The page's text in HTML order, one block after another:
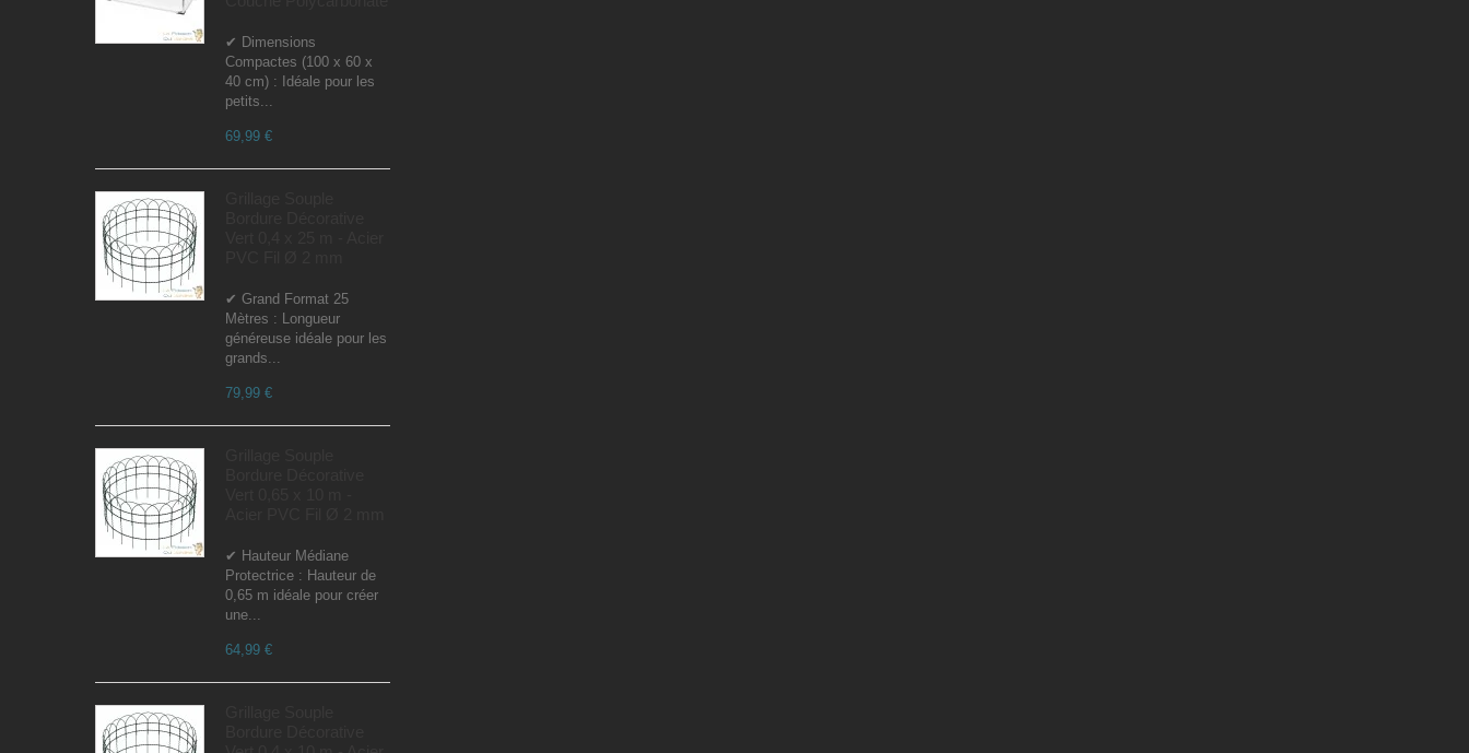
✔ Dimensions
Compactes (100 x 60 x
40 cm) : Idéale pour les
petits...
69,99 €
✔ Grand Format 25
Mètres : Longueur
généreuse idéale pour les
grands...
79,99 €
✔ Hauteur Médiane
Protectrice : Hauteur de
0,65 m idéale pour créer
une...
64,99 €